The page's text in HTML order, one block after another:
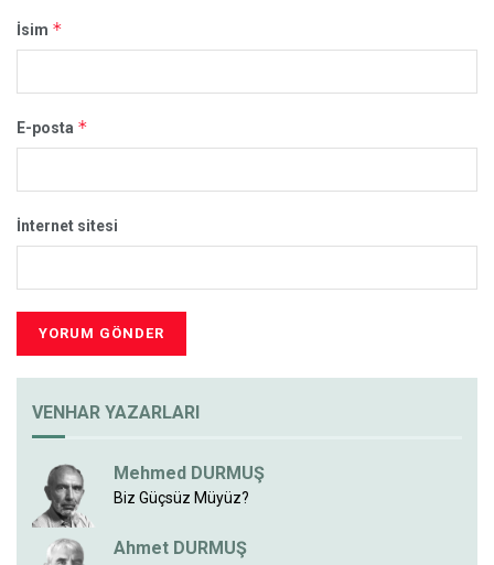
İsim *
E-posta *
İnternet sitesi
VENHAR YAZARLARI
Mehmed DURMUŞ
Biz Güçsüz Müyüz?
Ahmet DURMUŞ